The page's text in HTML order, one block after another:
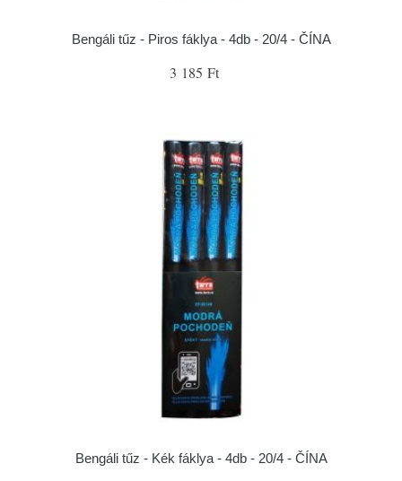
Bengáli tűz - Piros fáklya - 4db - 20/4 - ČÍNA
3 185 Ft
Bengáli tűz - Kék fáklya - 4db - 20/4 - ČÍNA